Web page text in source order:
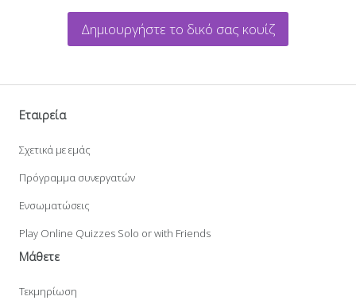
Δημιουργήστε το δικό σας κουίζ
Εταιρεία
Σχετικά με εμάς
Πρόγραμμα συνεργατών
Ενσωματώσεις
Play Online Quizzes Solo or with Friends
Μάθετε
Τεκμηρίωση